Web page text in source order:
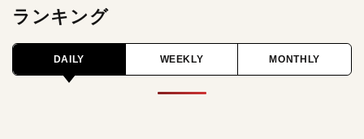
ランキング
DAILY WEEKLY MONTHLY